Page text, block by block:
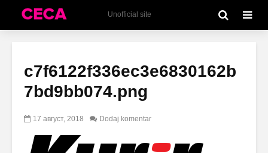
Unofficial site
c7f6122f336ec3e6830162b
7bd9bb074.png
17 август, 2018 Dodaj komentar